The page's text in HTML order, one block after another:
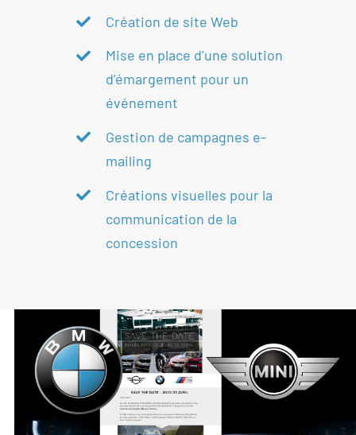
Création de site Web
Mise en place d’une solution
d’émargement pour un
événement
Gestion de campagnes e-
mailing
Créations visuelles pour la
communication de la
concession